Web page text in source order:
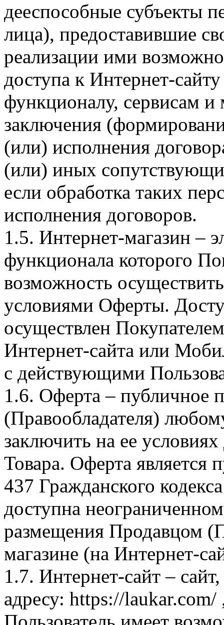
дееспособные субъекты
лица), предоставившие
реализации ими
доступа к Интернет-
функционалу, сервисам и
заключения
(или) исполнения
(или) иных
если обработка таких
исполнения договоров.
1.5. Интернет-магазин –
функционала которого
возможность
условиями Оферты.
осуществлен
Интернет-сайта или
с действующими
1.6. Оферта – публичное
(Правообладателя)
заключить на ее
Товара. Оферта является
437 Гражданского
доступна
размещения Продавцом
магазине (на Интернет-
1.7. Интернет-сайт –
адресу: https://laukar.com/